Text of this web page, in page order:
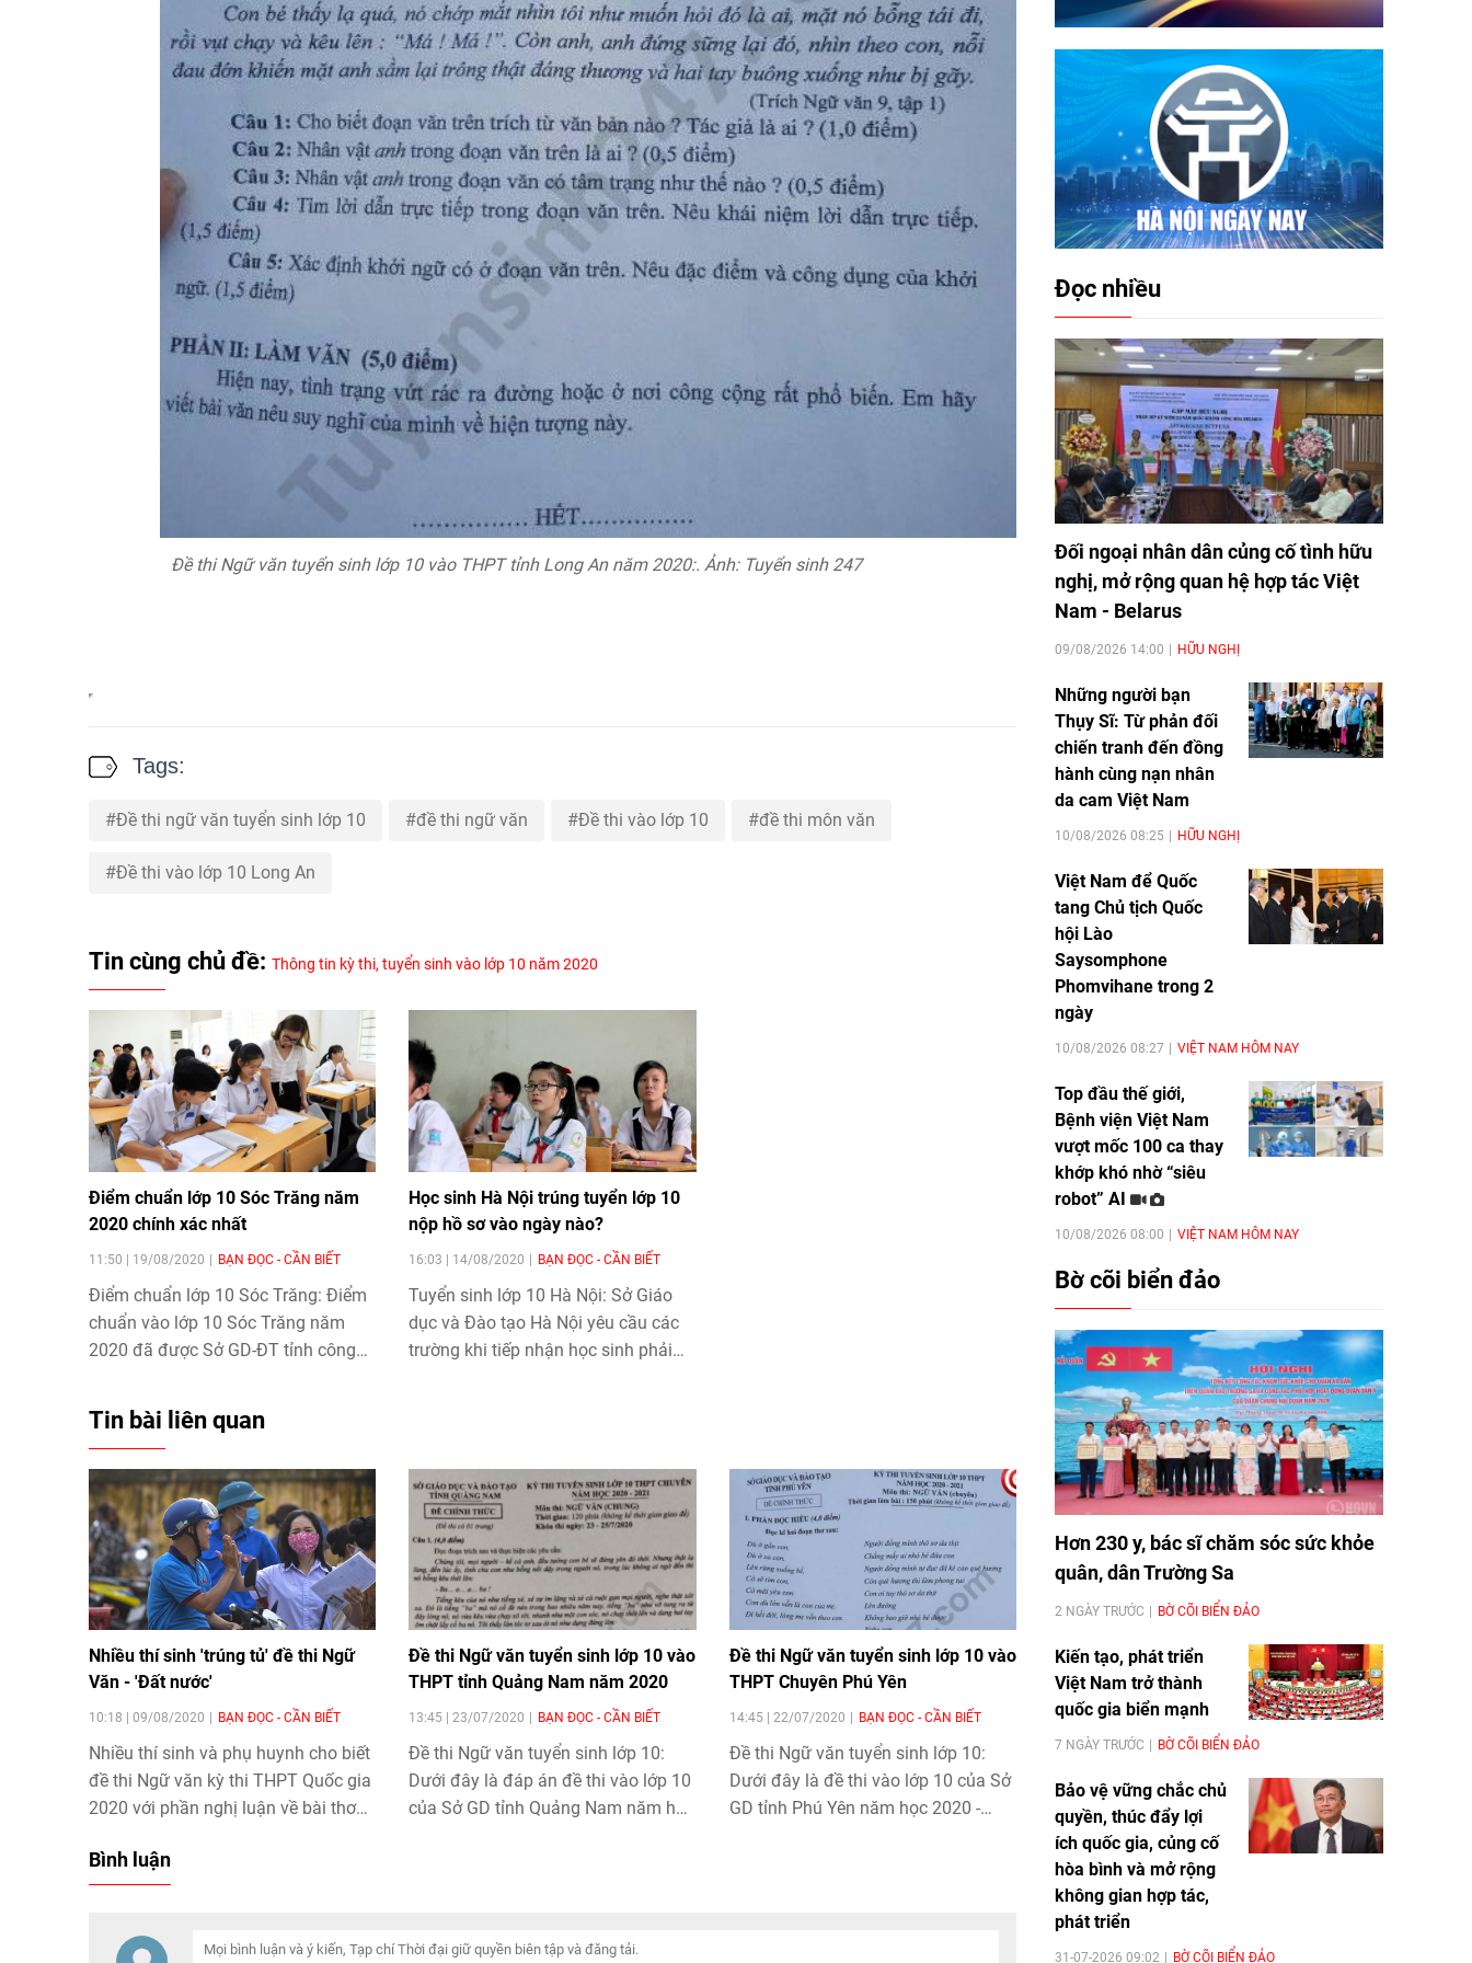
Đề thi Ngữ văn tuyển sinh lớp 10 vào THPT tỉnh Long An năm 2020:. Ảnh: Tuyển sinh 247
Tags:
Đề thi ngữ văn tuyển sinh lớp 10 đề thi ngữ văn Đề thi vào lớp 10 đề thi môn văn
Đề thi vào lớp 10 Long An
Tin cùng chủ đề: Thông tin kỳ thi, tuyển sinh vào lớp 10 năm 2020
Điểm chuẩn lớp 10 Sóc Trăng năm
2020 chính xác nhất
11:50 | 19/08/2020 BẠN ĐỌC - CẦN BIẾT
Điểm chuẩn lớp 10 Sóc Trăng: Điểm
chuẩn vào lớp 10 Sóc Trăng năm
2020 đã được Sở GD-ĐT tỉnh công
Học sinh Hà Nội trúng tuyển lớp 10
nộp hồ sơ vào ngày nào?
16:03 | 14/08/2020 BẠN ĐỌC - CẦN BIẾT
Tuyển sinh lớp 10 Hà Nội: Sở Giáo
dục và Đào tạo Hà Nội yêu cầu các
trường khi tiếp nhận học sinh phải
Tin bài liên quan
Nhiều thí sinh 'trúng tủ' đề thi Ngữ
Văn - 'Đất nước'
10:18 | 09/08/2020 BẠN ĐỌC - CẦN BIẾT
Nhiều thí sinh và phụ huynh cho biết
đề thi Ngữ văn kỳ thi THPT Quốc gia
2020 với phần nghị luận về bài thơ
Điềm nằm trong dự đoán.
Đề thi Ngữ văn tuyển sinh lớp 10 vào
THPT tỉnh Quảng Nam năm 2020
13:45 | 23/07/2020 BẠN ĐỌC - CẦN BIẾT
Đề thi Ngữ văn tuyển sinh lớp 10:
Dưới đây là đáp án đề thi vào lớp 10
của Sở GD tỉnh Quảng Nam năm học
Đề thi Ngữ văn tuyển sinh lớp 10 vào
THPT Chuyên Phú Yên
14:45 | 22/07/2020 BẠN ĐỌC - CẦN BIẾT
Đề thi Ngữ văn tuyển sinh lớp 10:
Dưới đây là đề thi vào lớp 10 của Sở
GD tỉnh Phú Yên năm học 2020 -
Bình luận
Đọc nhiều
Đối ngoại nhân dân củng cố tình hữu
nghị, mở rộng quan hệ hợp tác Việt
Nam - Belarus
09/08/2026 14:00 HỮU NGHỊ
Những người bạn
Thụy Sĩ: Từ phản đối
chiến tranh đến đồng
hành cùng nạn nhân
da cam Việt Nam
10/08/2026 08:25 HỮU NGHỊ
Việt Nam để Quốc
tang Chủ tịch Quốc
hội Lào
Saysomphone
Phomvihane trong 2
ngày
10/08/2026 08:27 VIỆT NAM HÔM NAY
Top đầu thế giới,
Bệnh viện Việt Nam
vượt mốc 100 ca thay
khớp khó nhờ “siêu
robot” AI
10/08/2026 08:00 VIỆT NAM HÔM NAY
Bờ cõi biển đảo
Hơn 230 y, bác sĩ chăm sóc sức khỏe
quân, dân Trường Sa
2 NGÀY TRƯỚC BỜ CÕI BIỂN ĐẢO
Kiến tạo, phát triển
Việt Nam trở thành
quốc gia biển mạnh
7 NGÀY TRƯỚC BỜ CÕI BIỂN ĐẢO
Bảo vệ vững chắc chủ
quyền, thúc đẩy lợi
ích quốc gia, củng cố
hòa bình và mở rộng
không gian hợp tác,
phát triển
31-07-2026 09:02 BỜ CÕI BIỂN ĐẢO